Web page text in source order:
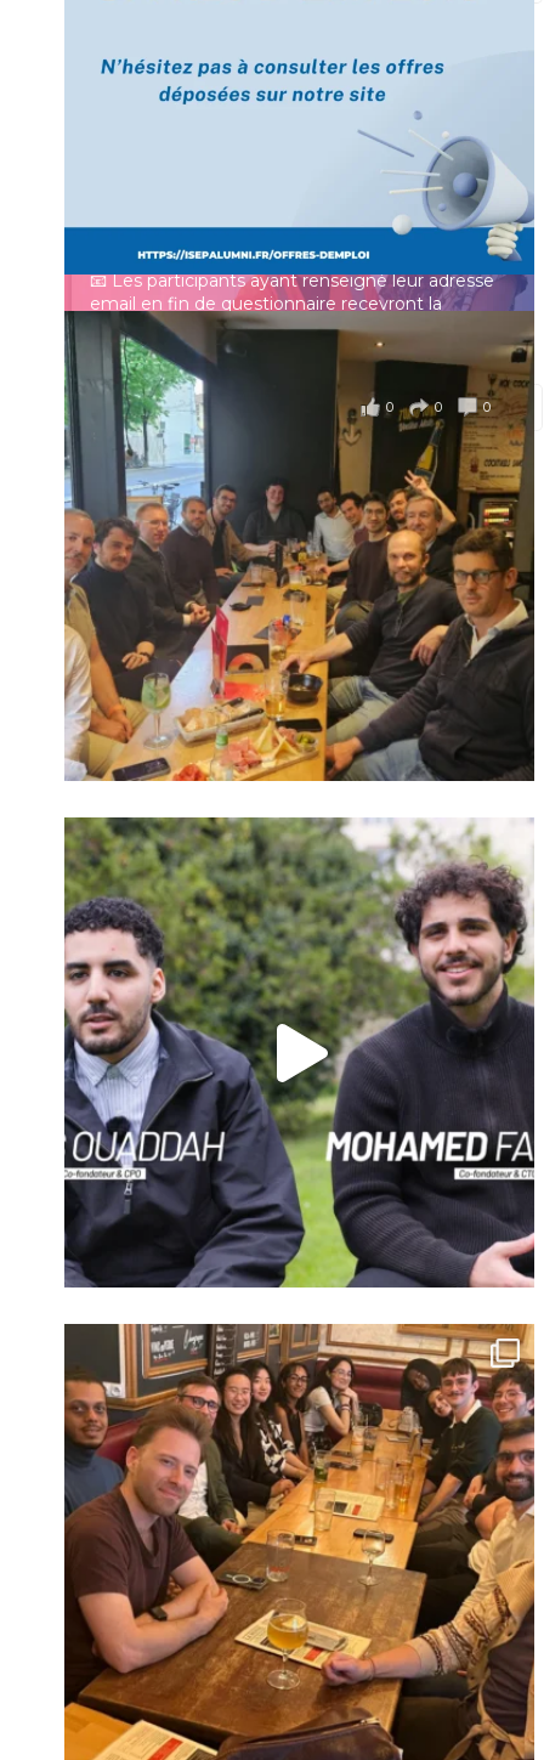
Charger plus Suivre sur Instagram
[Enquête IESF 2026] Top départ 🚀
👩‍🎓 Ingénieurs diplômés, vous avez jusqu’au 31
mai pour participer et faire entendre votre voix !
Depuis plus de 60 ans, cette enquête vise à établir
un panorama complet de la situation socio-
professionnelle des ingénieurs et scientifiques
français.
📧 Les participants ayant renseigné leur adresse
email en fin de questionnaire recevront la
synthèse des résultats...Voir plus
il y a 4 mois
0 0 0
Voir sur Facebook
Prénom
Mot de passe
Se souvenir de moi
Connexion
Identifiant oublié ?
Mot de passe
oublié ?